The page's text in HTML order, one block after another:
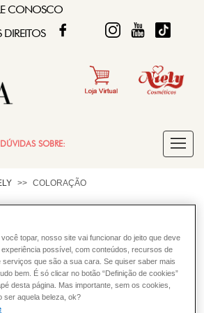
CONOSCO
DIREITOS
FACEBOOK
TWITTERFIQUE DIVAFIQUE DIVA
SOBRE:
COLORAÇÃO
que fizer um
químico no
topar, nosso site vai funcionar do jeito que deve
possível, com conteúdos, recursos de
que são a sua cara. Se quiser saber mais
bem. É só clicar no botão “Definição de cookies”
desta página. Mas importante, sem os cookies,
ser aquela beleza, ok?